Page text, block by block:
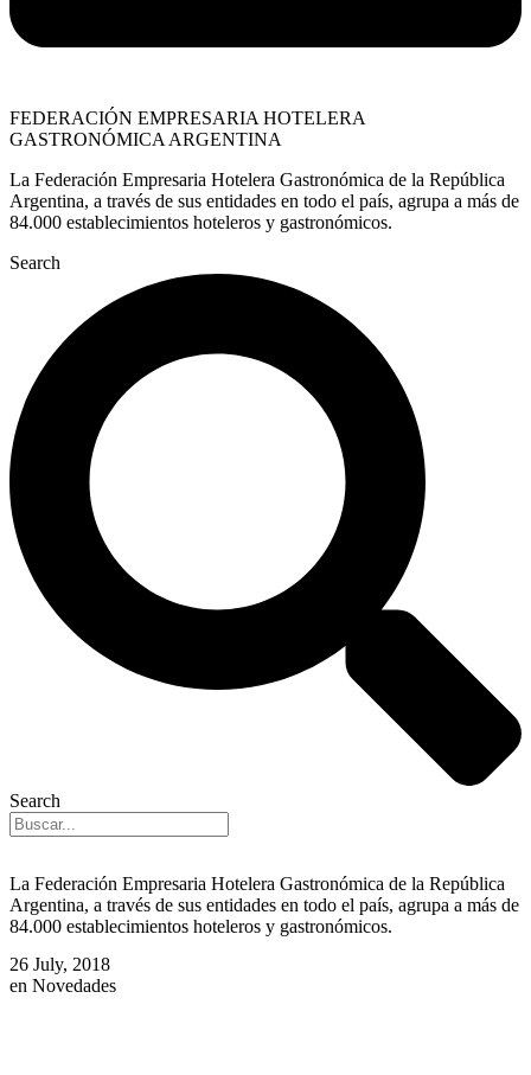
FEDERACIÓN EMPRESARIA HOTELERA
GASTRONÓMICA ARGENTINA
La Federación Empresaria Hotelera Gastronómica de la República
Argentina, a través de sus entidades en todo el país, agrupa a más de
84.000 establecimientos hoteleros y gastronómicos.
Search
Search
La Federación Empresaria Hotelera Gastronómica de la República
Argentina, a través de sus entidades en todo el país, agrupa a más de
84.000 establecimientos hoteleros y gastronómicos.
26 July, 2018
en Novedades